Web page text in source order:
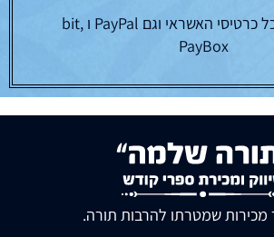
עובדים עם כל כרטיסי האשראי וגם PayPal ו bit,
PayBox
שמטרתו להרבות תורה.